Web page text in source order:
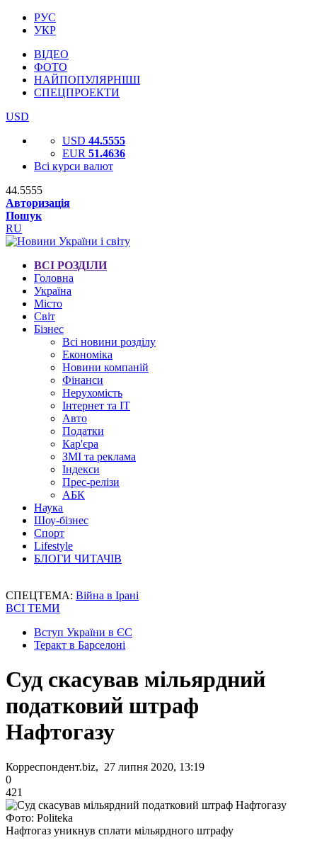
РУС
УКР
ВІДЕО
ФОТО
НАЙПОПУЛЯРНІШІ
СПЕЦПРОЕКТИ
USD
USD 44.5555
EUR 51.4636
Всі курси валют
44.5555
Авторизація
Пошук
RU
ВСІ РОЗДІЛИ
Головна
Україна
Місто
Світ
Бізнес
Всі новини розділу
Економіка
Новини компаній
Фінанси
Нерухомість
Інтернет та IT
Авто
Податки
Кар'єра
ЗМІ та реклама
Індекси
Прес-релізи
АБК
Наука
Шоу-бізнес
Спорт
Lifestyle
БЛОГИ ЧИТАЧІВ
СПЕЦТЕМА: Війна в Ірані
ВСІ ТЕМИ
Вступ України в ЄС
Теракт в Барселоні
Суд скасував мільярдний
податковий штраф
Нафтогазу
Корреспондент.biz, 27 липня 2020, 13:19
0
421
Фото: Politeka
Нафтогаз уникнув сплати мільярдного штрафу